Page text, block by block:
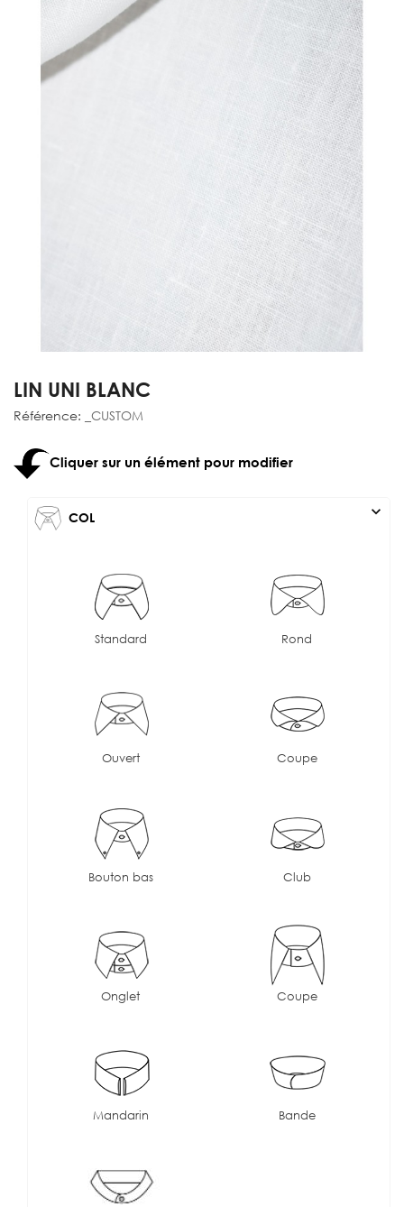
LIN UNI BLANC
Référence: _CUSTOM
Cliquer sur un élément pour modifier
COL expand_more
Standard Rond
Ouvert Coupe
Bouton bas Club
Onglet Coupe
Mandarin Bande